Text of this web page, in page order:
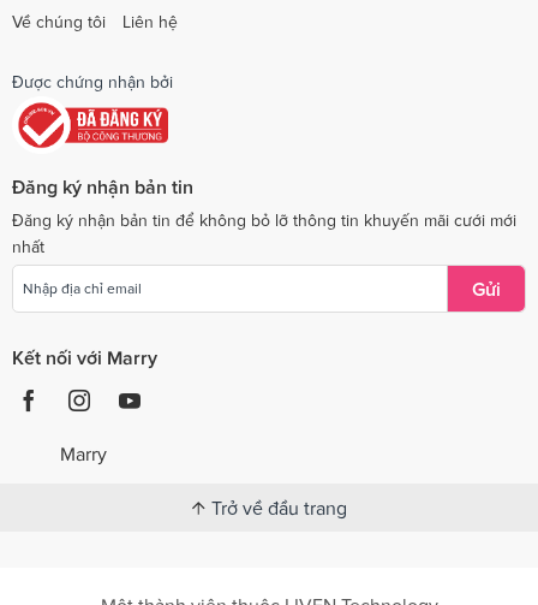
Về chúng tôi
Liên hệ
Được chứng nhận bởi
Đăng ký nhận bản tin
Đăng ký nhận bản tin để không bỏ lỡ thông tin khuyến mãi cưới mới
nhất
Gửi
Kết nối với Marry
Marry
Trở về đầu trang